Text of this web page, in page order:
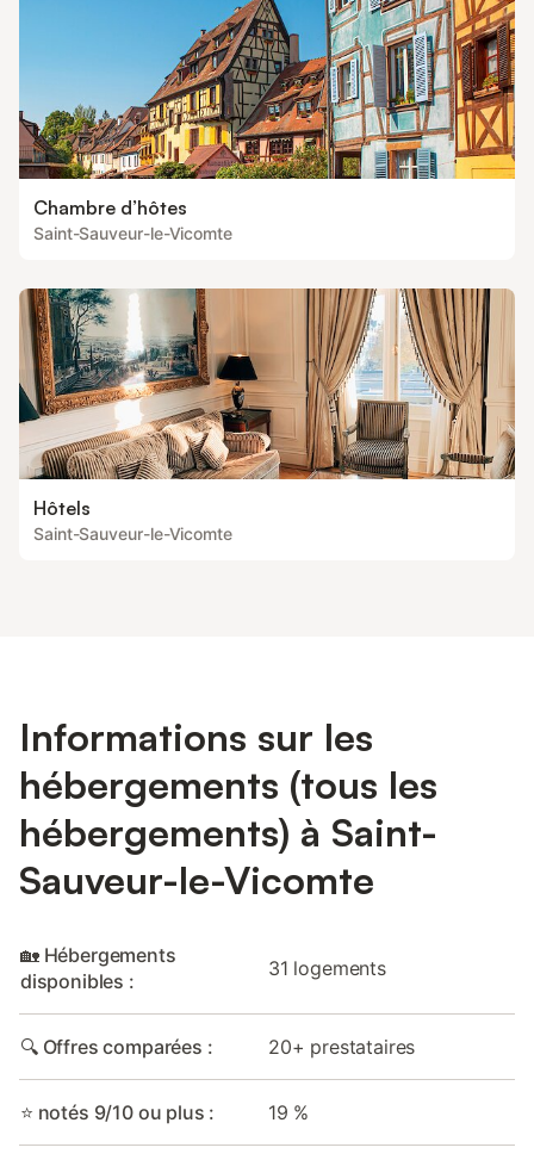
Chambre d’hôtes
Saint-Sauveur-le-Vicomte
Hôtels
Saint-Sauveur-le-Vicomte
Informations sur les
hébergements (tous les
hébergements) à Saint-
Sauveur-le-Vicomte
🏡 Hébergements
disponibles :
31 logements
🔍 Offres comparées : 20+ prestataires
⭐ notés 9/10 ou plus : 19 %